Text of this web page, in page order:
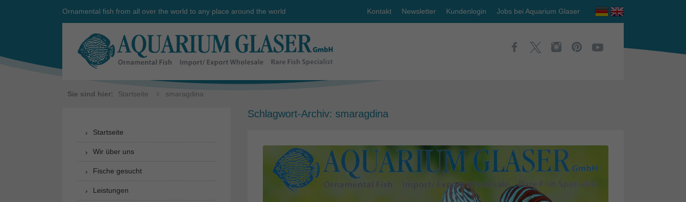
Ornamental fish from all over the world to any place around the world Kontakt Newsletter Kundenlogin Jobs bei Aquarium Glaser
Sie sind hier: Startseite smaragdina
Schlagwort-Archiv: smaragdina
Startseite
Wir über uns
Fische gesucht
Leistungen